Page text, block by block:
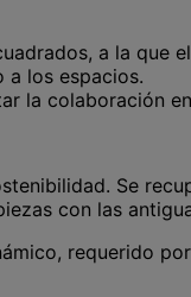
a la que
a los espacios.
la colaboración
Se
con las
requerido